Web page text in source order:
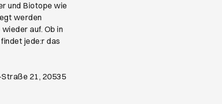
und Biotope wie
werden
auf. Ob in
jede:r das
21, 20535